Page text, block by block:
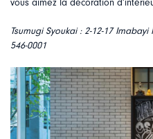
vous aimez la décoration
Tsumugi Syoukai : 2-12-17
546-0001